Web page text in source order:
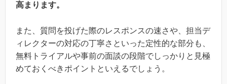
高まります。
また、質問を投げた際のレスポンスの速さや、担当デ
ィレクターの対応の丁寧さといった定性的な部分も、
無料トライアルや事前の面談の段階でしっかりと見極
めておくべきポイントといえるでしょう。